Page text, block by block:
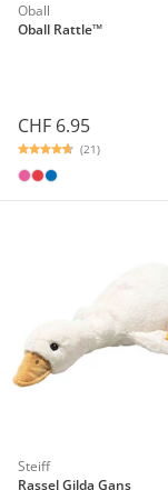
Oball
Oball Rattle™
CHF 6.95
(21)
Steiff
Rassel Gilda Gans